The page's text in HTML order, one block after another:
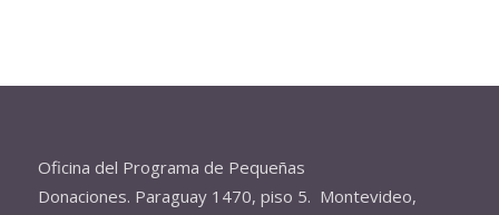
Oficina del Programa de Pequeñas
Donaciones. Paraguay 1470, piso 5. Montevideo,